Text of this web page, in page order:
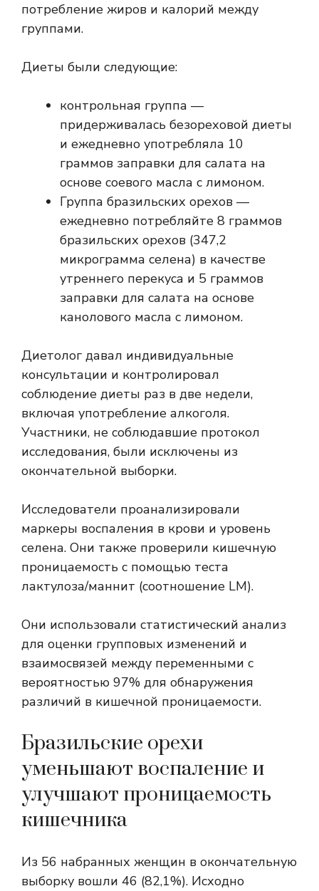
потребление жиров и калорий между
группами.
Диеты были следующие:
контрольная группа —
придерживалась безореховой диеты
и ежедневно употребляла 10
граммов заправки для салата на
основе соевого масла с лимоном.
Группа бразильских орехов —
ежедневно потребляйте 8 граммов
бразильских орехов (347,2
микрограмма селена) в качестве
утреннего перекуса и 5 граммов
заправки для салата на основе
канолового масла с лимоном.
Диетолог давал индивидуальные
консультации и контролировал
соблюдение диеты раз в две недели,
включая употребление алкоголя.
Участники, не соблюдавшие протокол
исследования, были исключены из
окончательной выборки.
Исследователи проанализировали
маркеры воспаления в крови и уровень
селена. Они также проверили кишечную
проницаемость с помощью теста
лактулоза/маннит (соотношение LM).
Они использовали статистический анализ
для оценки групповых изменений и
взаимосвязей между переменными с
вероятностью 97% для обнаружения
различий в кишечной проницаемости.
Бразильские орехи
уменьшают воспаление и
улучшают проницаемость
кишечника
Из 56 набранных женщин в окончательную
выборку вошли 46 (82,1%). Исходно